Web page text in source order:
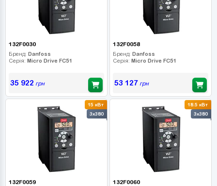
132F0030
Бренд: Danfoss
Серія: Micro Drive FC51
35 922 грн
132F0058
Бренд: Danfoss
Серія: Micro Drive FC51
53 127 грн
15 кВт
3x380
132F0059
18.5 кВт
3x380
132F0060